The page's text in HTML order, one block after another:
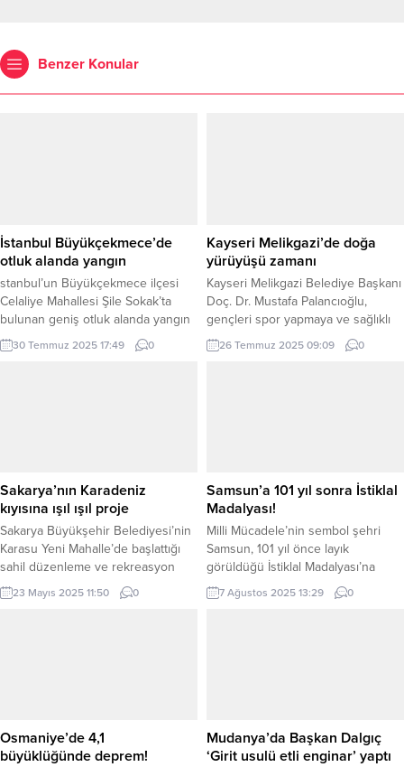
Benzer Konular
İstanbul Büyükçekmece’de
otluk alanda yangın
stanbul’un Büyükçekmece ilçesi
Celaliye Mahallesi Şile Sokak’ta
bulunan geniş otluk alanda yangın
çıktı. İstanbul İtfaiyesi, yangına
müdahale çalışmalarını sürdürüyor.
“Büyükçekmece Celaliye Mahallesi
Şile Sokak üzerindeki geniş otluk
alan...
30 Temmuz 2025 17:49 0
Kayseri Melikgazi’de doğa
yürüyüşü zamanı
Kayseri Melikgazi Belediye Başkanı
Doç. Dr. Mustafa Palancıoğlu,
gençleri spor yapmaya ve sağlıklı
yaşama teşvik etmek amacıyla
Koramaz Vadisi’nde hem sağlıklı
kesimden insanın...
26 Temmuz 2025 09:09 0
Sakarya’nın Karadeniz
kıyısına ışıl ışıl proje
Sakarya Büyükşehir Belediyesi’nin
Karasu Yeni Mahalle’de başlattığı
sahil düzenleme ve rekreasyon
projesinde alt yapı çalışmaları ve
zemin düzeltmeleri kapsamında
katına çıkarılarak yeşil doku da
güçlendirilecek. SAKARYA (İGFA) –
23 Mayıs 2025 11:50 0
Samsun’a 101 yıl sonra İstiklal
Madalyası!
Milli Mücadele’nin sembol şehri
Samsun, 101 yıl önce layık
görüldüğü İstiklal Madalyası’na
kavuştu. TBMM Başkanı Numan
Kurtulmuş’un katılımıyla
Meclisi (TBMM), 11 Şubat 1924’te
Samsun Mavnacılar Loncası’nın
7 Ağustos 2025 13:29 0
Osmaniye’de 4,1
büyüklüğünde deprem!
Mudanya’da Başkan Dalgıç
‘Girit usulü etli enginar’ yaptı